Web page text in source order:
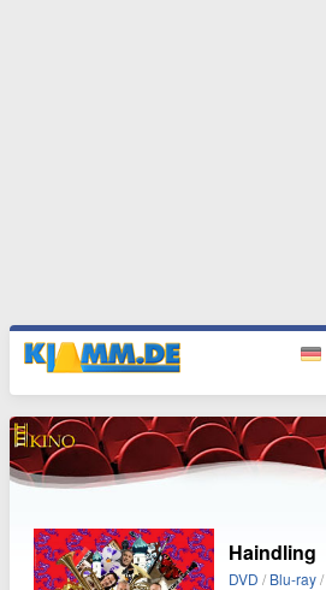
Haindling
DVD /Blu-ray/